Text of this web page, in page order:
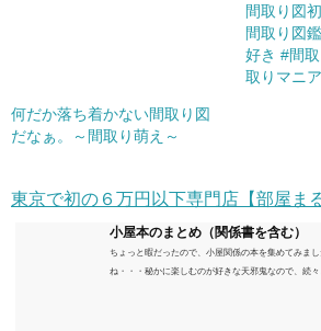
間取り図
間取り図
好き #間
取りマニ
何だか落ち着かない間取り図
だなぁ。～間取り萌え～
東京で初の６万円以下専門店【部屋ま
小屋本のまとめ（関係書を含む）
ちょっと暇だったので、小屋関係の本を集めてみま
ね・・・秘かに楽しむのが好きな天邪鬼なので、続